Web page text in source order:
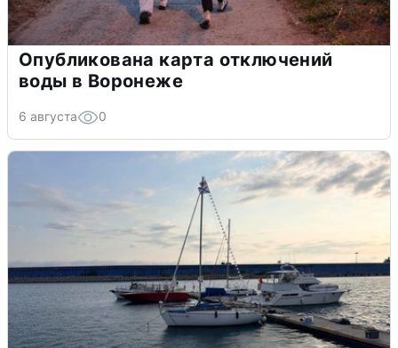
Опубликована карта отключений
воды в Воронеже
6 августа 0